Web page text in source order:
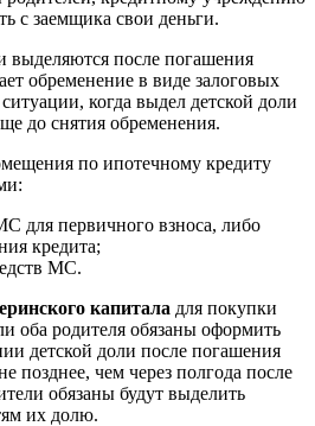
с заемщика свои деньги.
выделяются после погашения
обременение в виде залоговых
когда выдел детской доли
до снятия обременения.
по ипотечному кредиту
для первичного взноса, либо
кредита;
МС.
капитала для покупки
оба родителя обязаны оформить
детской доли после погашения
позднее, чем через полгода после
обязаны будут выделить
их долю.